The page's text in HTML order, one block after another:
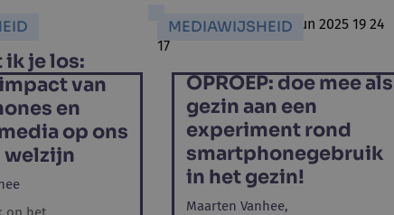
ik je los:
van
en
op ons
welzijn
MEDIAWIJSHEID
OPROEP: doe mee als
gezin aan een
experiment rond
smartphonegebruik
in het gezin!
Maarten Vanhee,